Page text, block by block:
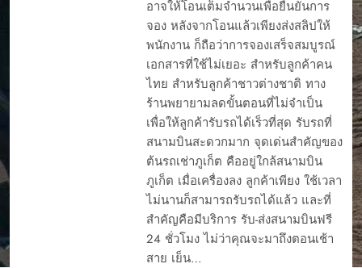
อาจให้โอนเต็มจำนวนเพื่อยืนยันการ
จอง หลังจากโอนแล้วเพียงส่งสลิปให้
พนักงาน ก็ถือว่าการจองเสร็จสมบูรณ์
เอกสารที่ใช้ไม่เยอะ สำหรับลูกค้าคน
ไทย สำหรับลูกค้าชาวต่างชาติ ทาง
ร้านพยายามลดขั้นตอนที่ไม่จำเป็น
เพื่อให้ลูกค้ารับรถได้เร็วที่สุด รับรถที่
สนามบินสะดวกมาก จุดเด่นสำคัญของ
ต้นรถเช่าภูเก็ต คืออยู่ใกล้สนามบิน
ภูเก็ต เมื่อเครื่องลง ลูกค้าเพียง ใช้เวลา
ไม่นานก็สามารถรับรถได้แล้ว และที่
สำคัญคือมีบริการ รับ-ส่งสนามบินฟรี
24 ชั่วโมง ไม่ว่าคุณจะมาถึงตอนเช้า
สาย เย็น…